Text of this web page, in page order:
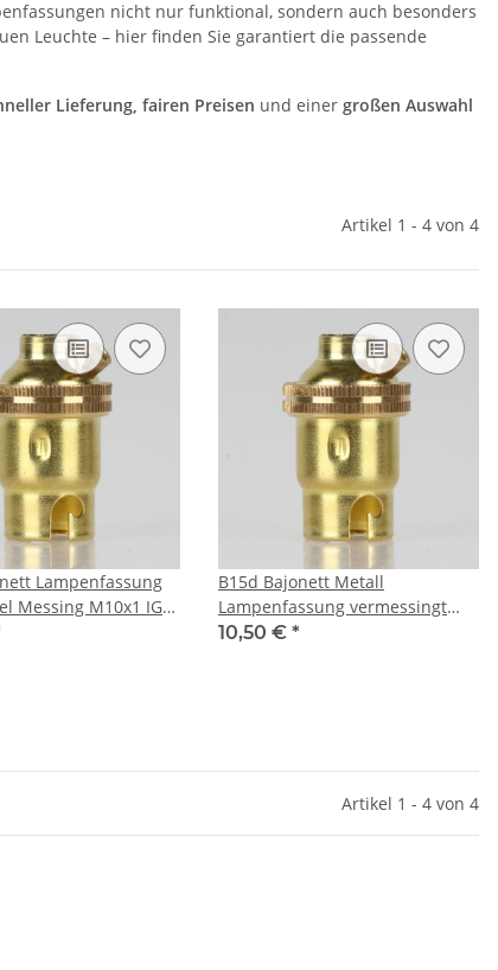
nicht nur funktional, sondern auch besonders
Leuchte – hier finden Sie garantiert die passende
Lieferung, fairen Preisen und einer großen Auswahl
Artikel 1 - 4 von 4
Lampenfassung
Messing M10x1 IG
B15d Bajonett Metall
Lampenfassung vermessingt
M10x1 Innengewinde
10,50 € *
Artikel 1 - 4 von 4